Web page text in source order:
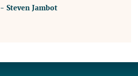
-Steven Jambot